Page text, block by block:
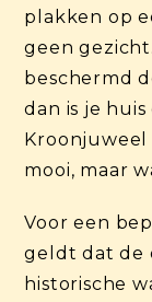
plakken op
geen
beschermd
dan is je
mooi, maar
Voor een
geldt dat de
historische